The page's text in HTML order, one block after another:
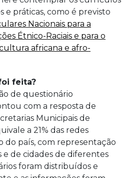
e práticas, como é previsto
Nacionais para a
Étnico-Raciais e para o
africana e afro-
feita?
de questionário
com a resposta de
Municipais de
a 21% das redes
do país, com representação
e de cidades de diferentes
foram distribuídos e